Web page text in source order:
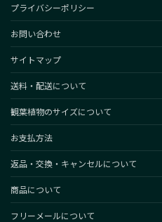
プライバシーポリシー
お問い合わせ
サイトマップ
送料・配送について
観葉植物のサイズについて
お支払方法
返品・交換・キャンセルについて
商品について
フリーメールについて